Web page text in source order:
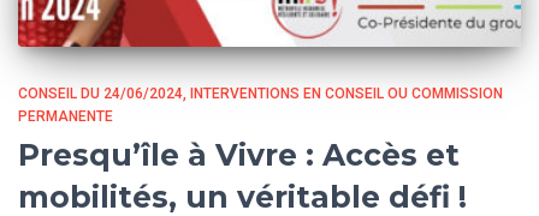
CONSEIL DU 24/06/2024
INTERVENTIONS EN CONSEIL OU COMMISSION
PERMANENTE
Presqu’île à Vivre : Accès et
mobilités, un véritable défi !